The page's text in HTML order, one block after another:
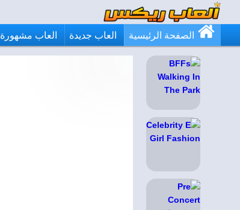
الصفحة الرئيسية العاب جديدة العاب مشهورة